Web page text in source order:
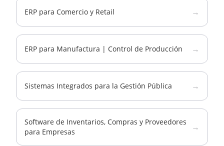
ERP para Comercio y Retail →
ERP para Manufactura | Control de Producción →
Sistemas Integrados para la Gestión Pública →
Software de Inventarios, Compras y Proveedores
para Empresas
→